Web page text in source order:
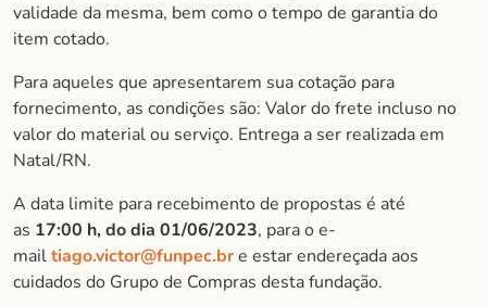
validade da mesma, bem como o tempo de garantia do
item cotado.
Para aqueles que apresentarem sua cotação para
fornecimento, as condições são: Valor do frete incluso no
valor do material ou serviço. Entrega a ser realizada em
Natal/RN.
A data limite para recebimento de propostas é até
as 17:00 h, do dia 01/06/2023, para o e-
mailtiago.victor@funpec.bre estar endereçada aos
cuidados do Grupo de Compras desta fundação.